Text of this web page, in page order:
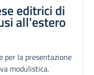
editrici di
all'estero
per la presentazione
modulistica.